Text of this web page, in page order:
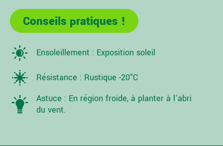
Conseils pratiques !
Ensoleillement : Exposition soleil
Résistance : Rustique -20°C
Astuce : En région froide, à planter à l'abri
du vent.